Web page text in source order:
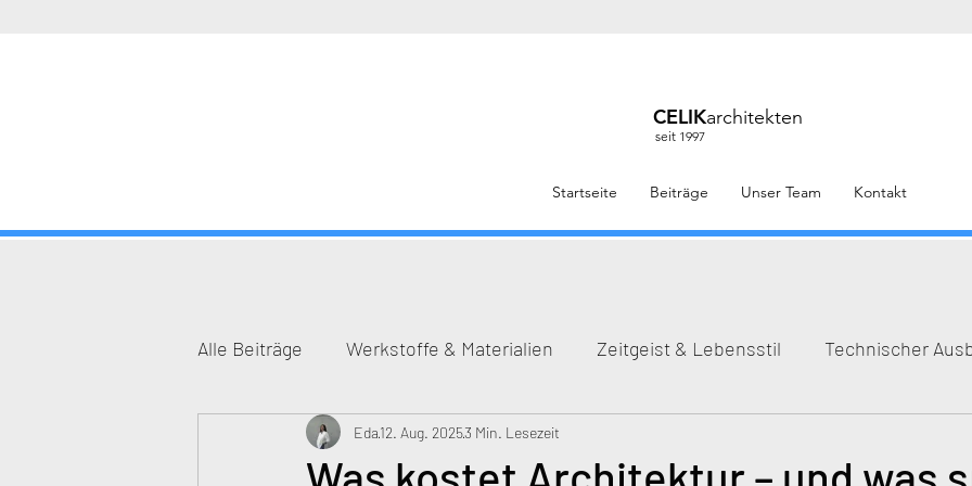
CELIKarchitekten
seit 1997
Startseite Beiträge Unser Team Kontakt
Alle Beiträge Werkstoffe & Materialien Zeitgeist & Lebensstil Technischer
Eda12. Aug. 20253 Min. Lesezeit